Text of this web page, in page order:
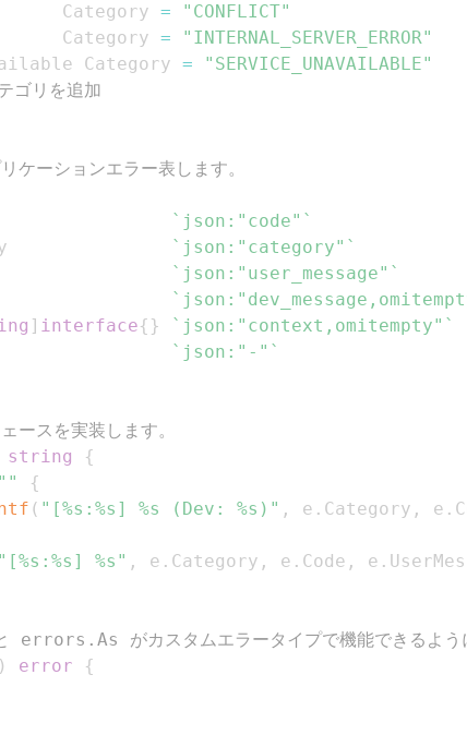
Category
=
"CONFLICT"
Category
=
"INTERNAL_SERVER_ERROR"
Category
=
"SERVICE_UNAVAILABLE"
ゴリを追加
ーションエラー表します。
`json:"code"`
Category
`json:"category"`
`json:"user_message"`
] interface{ } `json:"context,omitempty"`
`json:"-"`
スを実装します。
string
{
""
{
( "[%s:%s] %s (Dev: %s)" , e . Category , e .
"[%s:%s] %s" , e . Category , e . Code , e .
がカスタムエラータイプで機能できるように
) error
{